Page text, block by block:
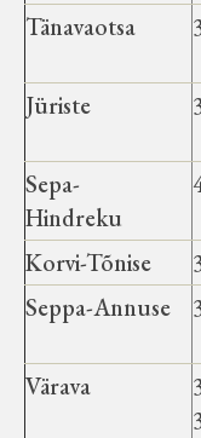
Tänavaotsa
Jüriste
Sepa-
Hindreku
Korvi-Tõnise
Seppa-Annuse
Värava